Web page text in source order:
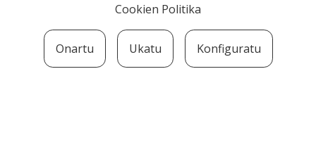
Cookien Politika
Onartu Ukatu Konfiguratu